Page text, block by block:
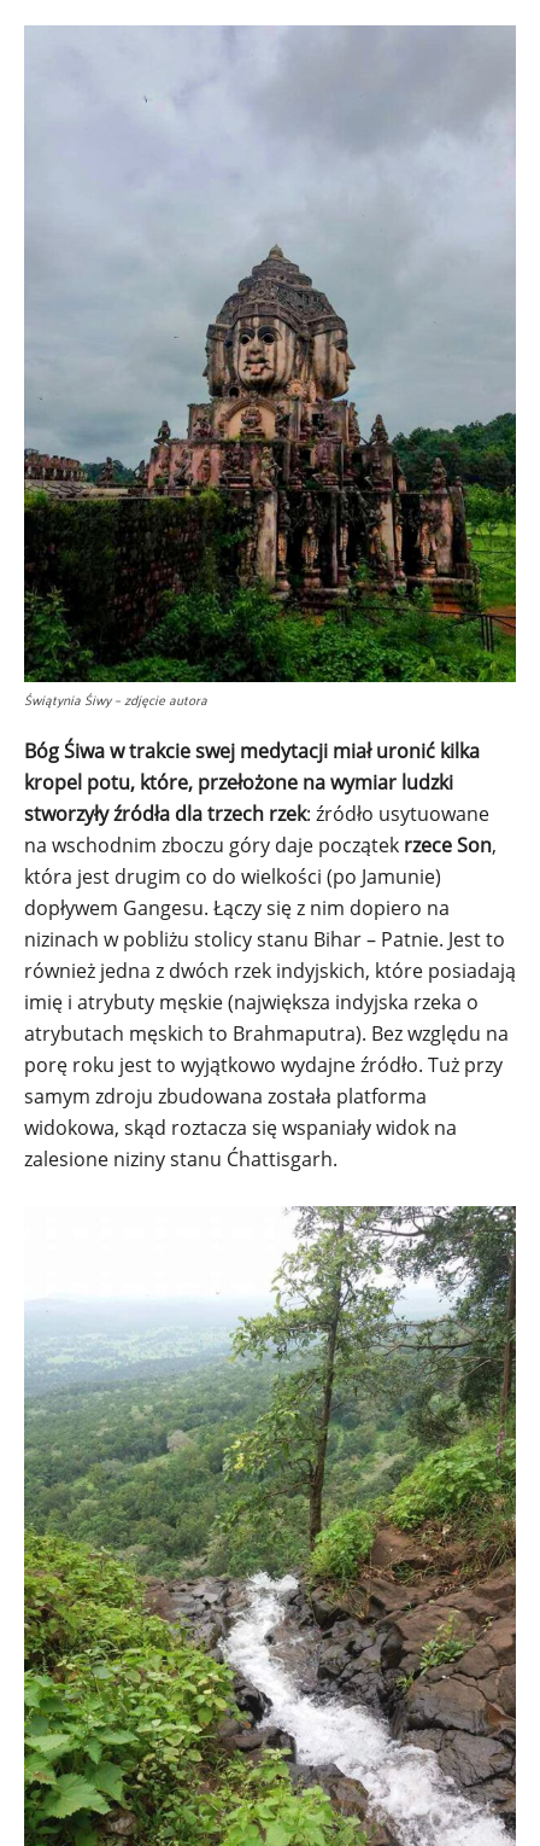
Świątynia Śiwy – zdjęcie autora
Bóg Śiwa w trakcie swej medytacji miał uronić kilka
kropel potu, które, przełożone na wymiar ludzki
stworzyły źródła dla trzech rzek: źródło usytuowane
na wschodnim zboczu góry daje początek rzece Son,
która jest drugim co do wielkości (po Jamunie)
dopływem Gangesu. Łączy się z nim dopiero na
nizinach w pobliżu stolicy stanu Bihar – Patnie. Jest to
również jedna z dwóch rzek indyjskich, które posiadają
imię i atrybuty męskie (największa indyjska rzeka o
atrybutach męskich to Brahmaputra). Bez względu na
porę roku jest to wyjątkowo wydajne źródło. Tuż przy
samym zdroju zbudowana została platforma
widokowa, skąd roztacza się wspaniały widok na
zalesione niziny stanu Ćhattisgarh.